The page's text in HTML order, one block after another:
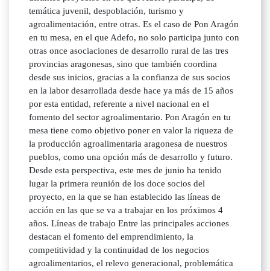
temática juvenil, despoblación, turismo y
agroalimentación, entre otras. Es el caso de Pon Aragón
en tu mesa, en el que Adefo, no solo participa junto con
otras once asociaciones de desarrollo rural de las tres
provincias aragonesas, sino que también coordina
desde sus inicios, gracias a la confianza de sus socios
en la labor desarrollada desde hace ya más de 15 años
por esta entidad, referente a nivel nacional en el
fomento del sector agroalimentario. Pon Aragón en tu
mesa tiene como objetivo poner en valor la riqueza de
la producción agroalimentaria aragonesa de nuestros
pueblos, como una opción más de desarrollo y futuro.
Desde esta perspectiva, este mes de junio ha tenido
lugar la primera reunión de los doce socios del
proyecto, en la que se han establecido las líneas de
acción en las que se va a trabajar en los próximos 4
años. Líneas de trabajo Entre las principales acciones
destacan el fomento del emprendimiento, la
competitividad y la continuidad de los negocios
agroalimentarios, el relevo generacional, problemática